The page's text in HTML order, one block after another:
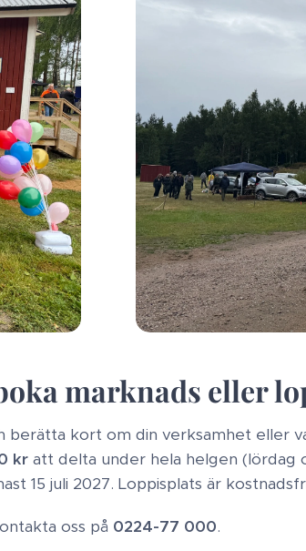
marknads eller
berätta kort om din verksamhet eller
kratt delta under hela helgen (lördag
15 juli 2027. Loppisplats är
oss på 0224-77 000.